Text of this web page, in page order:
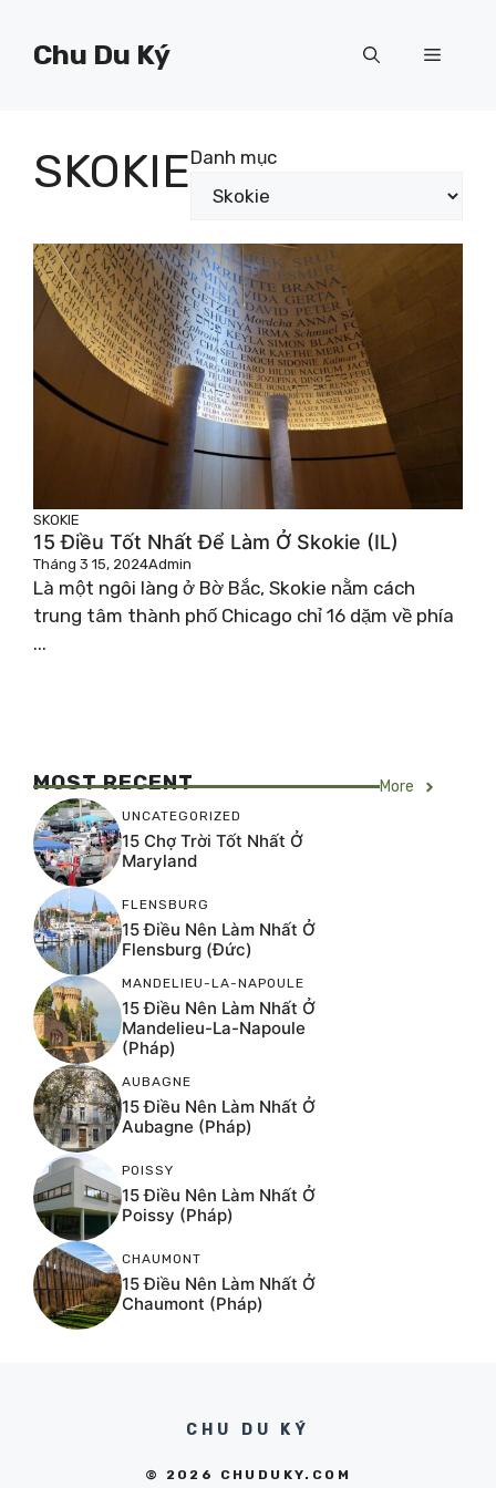
Chu Du Ký Menu
SKOKIEDanh mục
SKOKIE
15 Điều Tốt Nhất Để Làm Ở Skokie (IL)
Tháng 3 15, 2024Admin
Là một ngôi làng ở Bờ Bắc, Skokie nằm cách
trung tâm thành phố Chicago chỉ 16 dặm về phía
...
MOST RECENT More
UNCATEGORIZED
15 Chợ Trời Tốt Nhất Ở
Maryland
FLENSBURG
15 Điều Nên Làm Nhất Ở
Flensburg (Đức)
MANDELIEU-LA-NAPOULE
15 Điều Nên Làm Nhất Ở
Mandelieu-La-Napoule
(Pháp)
AUBAGNE
15 Điều Nên Làm Nhất Ở
Aubagne (Pháp)
POISSY
15 Điều Nên Làm Nhất Ở
Poissy (Pháp)
CHAUMONT
15 Điều Nên Làm Nhất Ở
Chaumont (Pháp)
CHU DU KÝ
© 2026 CHUDUKY.COM